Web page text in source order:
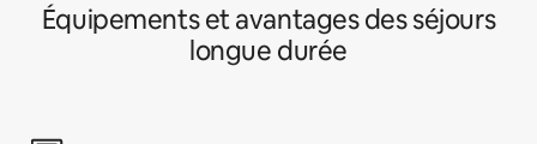
Équipements et avantages des séjours
longue durée